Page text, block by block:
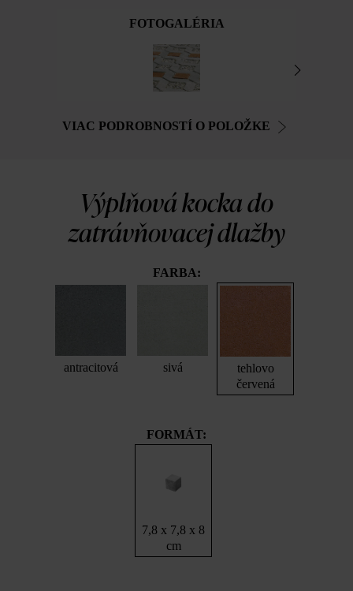
FOTOGALÉRIA
VIAC PODROBNOSTÍ O POLOŽKE
Výplňová kocka do
zatrávňovacej dlažby
FARBA:
antracitová sivá
tehlovo
červená
FORMÁT:
7,8 x 7,8 x 8
cm